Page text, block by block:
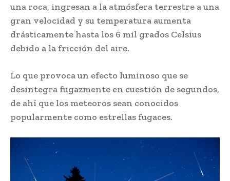
una roca, ingresan a la atmósfera terrestre a una
gran velocidad y su temperatura aumenta
drásticamente hasta los 6 mil grados Celsius
debido a la fricción del aire.
Lo que provoca un efecto luminoso que se
desintegra fugazmente en cuestión de segundos,
de ahí que los meteoros sean conocidos
popularmente como estrellas fugaces.